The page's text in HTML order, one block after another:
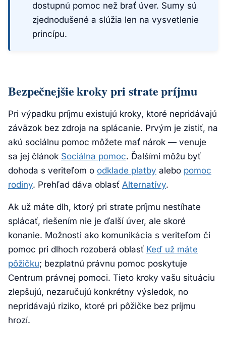
dostupnú pomoc než brať úver. Sumy sú
zjednodušené a slúžia len na vysvetlenie
princípu.
Bezpečnejšie kroky pri strate príjmu
Pri výpadku príjmu existujú kroky, ktoré nepridávajú
záväzok bez zdroja na splácanie. Prvým je zistiť, na
akú sociálnu pomoc môžete mať nárok — venuje
sa jej článok Sociálna pomoc. Ďalšími môžu byť
dohoda s veriteľom o odklade platby alebo pomoc
rodiny. Prehľad dáva oblasť Alternatívy.
Ak už máte dlh, ktorý pri strate príjmu nestíhate
splácať, riešením nie je ďalší úver, ale skoré
konanie. Možnosti ako komunikácia s veriteľom či
pomoc pri dlhoch rozoberá oblasť Keď už máte
pôžičku; bezplatnú právnu pomoc poskytuje
Centrum právnej pomoci. Tieto kroky vašu situáciu
zlepšujú, nezaručujú konkrétny výsledok, no
nepridávajú riziko, ktoré pri pôžičke bez príjmu
hrozí.